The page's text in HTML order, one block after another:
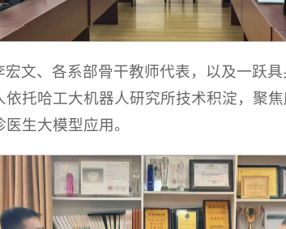
文、各系部骨干教师代表，以及一跃
托哈工大机器人研究所技术积淀，聚
生大模型应用。